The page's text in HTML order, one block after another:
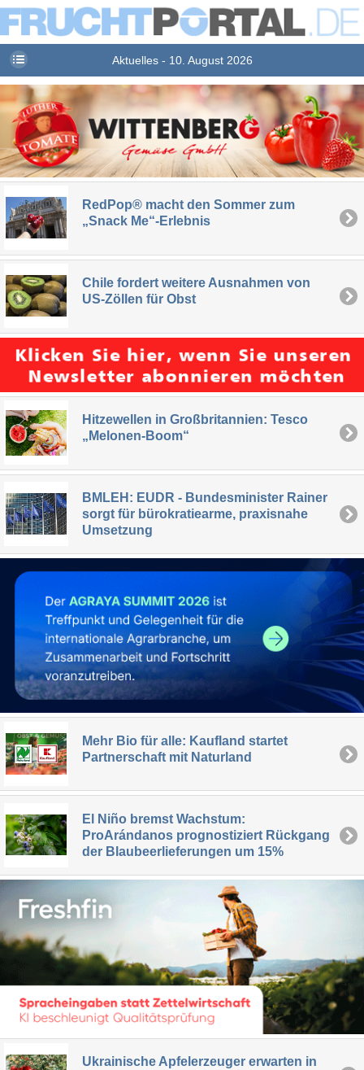
Aktuelles - 10. August 2026
RedPop® macht den Sommer zum
„Snack Me“-Erlebnis
Chile fordert weitere Ausnahmen von
US-Zöllen für Obst
Hitzewellen in Großbritannien: Tesco
„Melonen-Boom“
BMLEH: EUDR - Bundesminister Rainer
sorgt für bürokratiearme, praxisnahe
Umsetzung
Mehr Bio für alle: Kaufland startet
Partnerschaft mit Naturland
El Niño bremst Wachstum:
ProArándanos prognostiziert Rückgang
der Blaubeerlieferungen um 15%
Ukrainische Apfelerzeuger erwarten in